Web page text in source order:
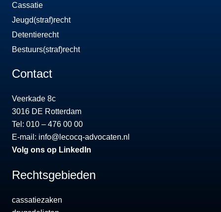
Cassatie
Jeugd(straf)recht
Detentierecht
Bestuurs(straf)recht
Contact
Veerkade 8c
3016 DE Rotterdam
Tel: 010 – 476 00 00
E-mail: info@lecocq-advocaten.nl
Volg ons op LinkedIn
Rechtsgebieden
cassatiezaken